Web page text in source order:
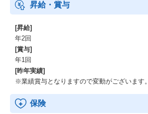
昇給・賞与
[昇給]
年2回
[賞与]
年1回
[昨年実績]
※業績賞与となりますので変動がございます。
保険